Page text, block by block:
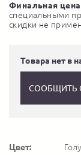
Финальная
специальными
скидки не
Товара нет в
СООБЩИТЬ
Цвет: